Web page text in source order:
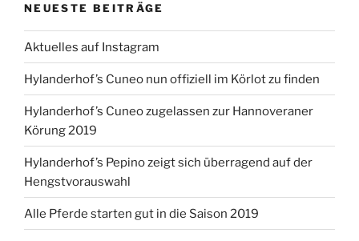
NEUESTE BEITRÄGE
Aktuelles auf Instagram
Hylanderhof’s Cuneo nun offiziell im Körlot zu finden
Hylanderhof’s Cuneo zugelassen zur Hannoveraner
Körung 2019
Hylanderhof’s Pepino zeigt sich überragend auf der
Hengstvorauswahl
Alle Pferde starten gut in die Saison 2019